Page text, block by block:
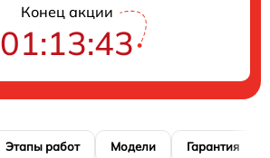
Конец акции
01:13:42
Этапы работ Модели Гарантия